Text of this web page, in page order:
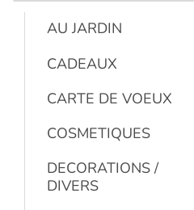
AU JARDIN
CADEAUX
CARTE DE VOEUX
COSMETIQUES
DECORATIONS /
DIVERS